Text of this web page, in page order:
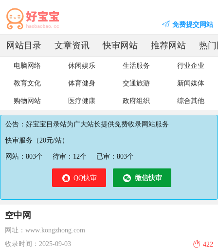
免费提交网站
网站目录 文章资讯 快审网站 推荐网站 热
电脑网络 休闲娱乐 生活服务 行业企业
教育文化 体育健身 交通旅游 新闻媒体
购物网站 医疗健康 政府组织 综合其他
公告：好宝宝目录站为广大站长提供免费收录网站服务
快审服务（20元/站）
网站： 803个 待审： 12个 已审： 803个
QQ快审 微信快审
空中网
网址：www.kongzhong.com
收录时间：2025-09-03
422